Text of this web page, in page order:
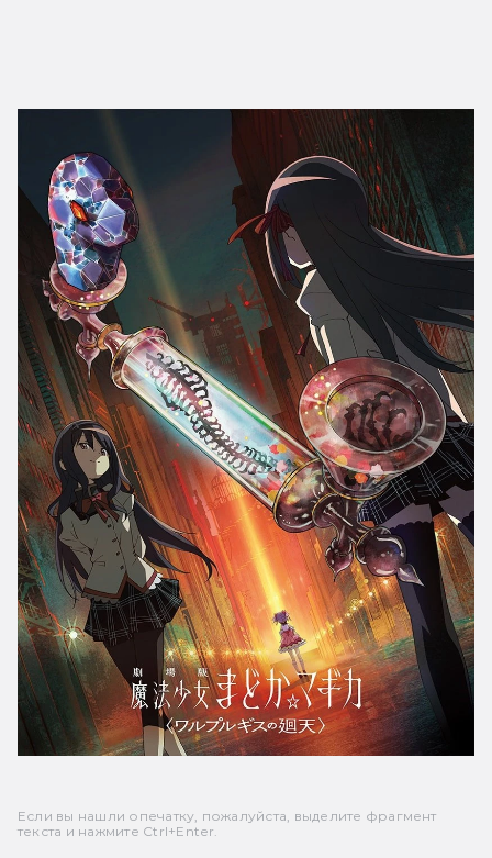
Если вы нашли опечатку, пожалуйста, выделите фрагмент
текста и нажмите Ctrl+Enter.